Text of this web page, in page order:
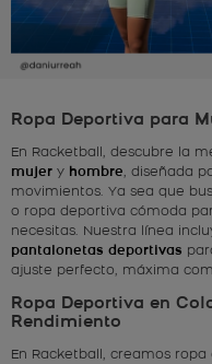
Ropa Deportiva para
En Racketball, descubre la
mujer y hombre, diseñada
movimientos. Ya sea que
o ropa deportiva cómoda
necesitas. Nuestra línea
pantalonetas deportivas
ajuste perfecto, máxima
Ropa Deportiva en
Rendimiento
En Racketball, creamos